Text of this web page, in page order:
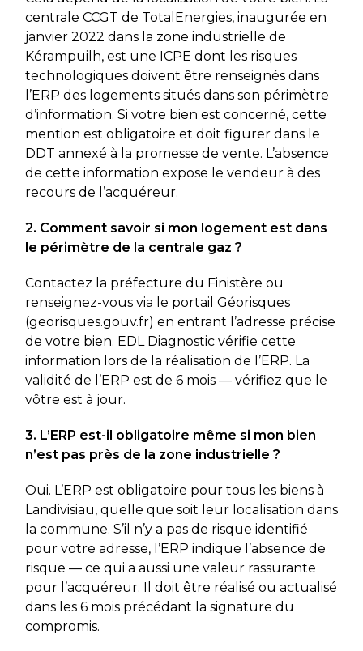
centrale CCGT de TotalEnergies, inaugurée en
janvier 2022 dans la zone industrielle de
Kérampuilh, est une ICPE dont les risques
technologiques doivent être renseignés dans
l’ERP des logements situés dans son périmètre
d’information. Si votre bien est concerné, cette
mention est obligatoire et doit figurer dans le
DDT annexé à la promesse de vente. L’absence
de cette information expose le vendeur à des
recours de l’acquéreur.
2. Comment savoir si mon logement est dans
le périmètre de la centrale gaz ?
Contactez la préfecture du Finistère ou
renseignez-vous via le portail Géorisques
(georisques.gouv.fr) en entrant l’adresse précise
de votre bien. EDL Diagnostic vérifie cette
information lors de la réalisation de l’ERP. La
validité de l’ERP est de 6 mois — vérifiez que le
vôtre est à jour.
3. L’ERP est-il obligatoire même si mon bien
n’est pas près de la zone industrielle ?
Oui. L’ERP est obligatoire pour tous les biens à
Landivisiau, quelle que soit leur localisation dans
la commune. S’il n’y a pas de risque identifié
pour votre adresse, l’ERP indique l’absence de
risque — ce qui a aussi une valeur rassurante
pour l’acquéreur. Il doit être réalisé ou actualisé
dans les 6 mois précédant la signature du
compromis.